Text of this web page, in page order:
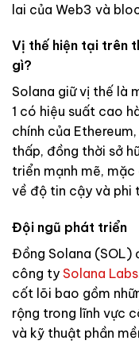
lai của Web3 và
Vị thế hiện tại trên
gì?
Solana giữ vị thế là
1 có hiệu suất cao
chính của
thấp, đồng thời sở
triển mạnh mẽ,
về độ tin cậy và phi
Đội ngũ phát triển
Đồng Solana (SOL)
công ty Solana Labs
cốt lõi bao gồm
rộng trong lĩnh vực
và kỹ thuật phần